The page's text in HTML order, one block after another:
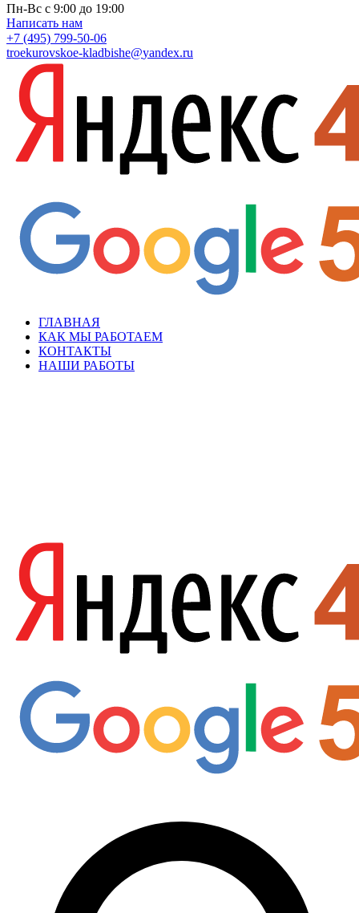
Пн-Вс с 9:00 до 19:00
Написать нам
+7 (495) 799-50-06
troekurovskoe-kladbishe@yandex.ru
ГЛАВНАЯ
КАК МЫ РАБОТАЕМ
КОНТАКТЫ
НАШИ РАБОТЫ